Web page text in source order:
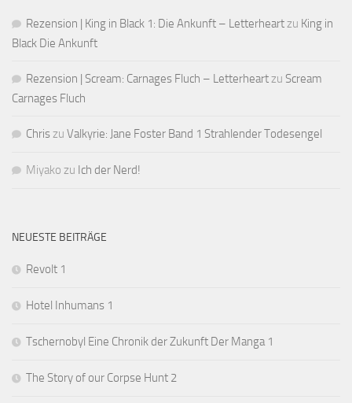
Rezension | King in Black 1: Die Ankunft – Letterheartzu King in
Black Die Ankunft
Rezension | Scream: Carnages Fluch – Letterheartzu Scream
Carnages Fluch
Chriszu Valkyrie: Jane Foster Band 1 Strahlender Todesengel
Miyako zu Ich der Nerd!
NEUESTE BEITRÄGE
Revolt 1
Hotel Inhumans 1
Tschernobyl Eine Chronik der Zukunft Der Manga 1
The Story of our Corpse Hunt 2